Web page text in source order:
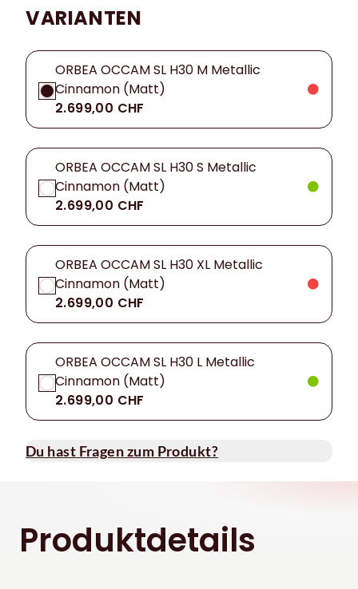
VARIANTEN
ORBEA OCCAM SL H30 M Metallic
Cinnamon (Matt)
2.699,00 CHF
ORBEA OCCAM SL H30 S Metallic
Cinnamon (Matt)
2.699,00 CHF
ORBEA OCCAM SL H30 XL Metallic
Cinnamon (Matt)
2.699,00 CHF
ORBEA OCCAM SL H30 L Metallic
Cinnamon (Matt)
2.699,00 CHF
Du hast Fragen zum Produkt?
Produktdetails